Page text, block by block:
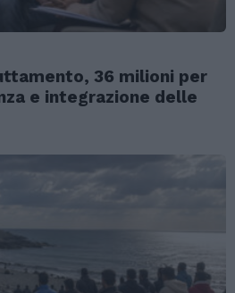
36 milioni per
e integrazione delle